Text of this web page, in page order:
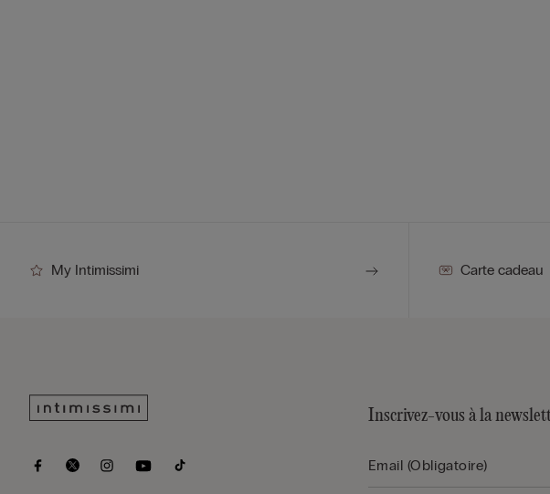
My Intimissimi Carte cadeau
Inscrivez-vous à la